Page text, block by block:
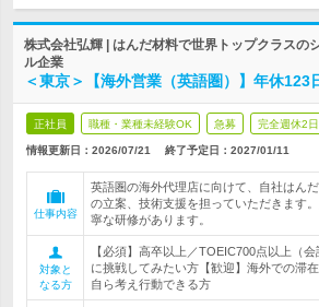
株式会社弘輝 | はんだ材料で世界トップクラスの
ル企業
＜東京＞【海外営業（英語圏）】年休123
正社員 職種・業種未経験OK 急募 完全週休2日
情報更新日：2026/07/21 終了予定日： 2027/01/11
仕事内容
英語圏の海外代理店に向けて、自社はん
の立案、技術支援を担っていただきます
寧な研修があります。
対象と
なる方
【必須】高卒以上／TOEIC700点以上（
に挑戦してみたい方【歓迎】海外での滞
自ら考え行動できる方